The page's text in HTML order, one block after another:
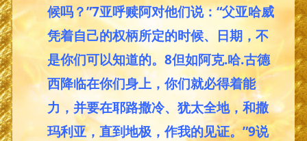
候吗？”7亚呼赎阿对他们说：“父亚哈威
凭着自己的权柄所定的时候、日期，不
是你们可以知道的。8但如阿克.哈.古德
西降临在你们身上，你们就必得着能
力，并要在耶路撒冷、犹太全地，和撒
玛利亚，直到地极，作我的见证。”9说